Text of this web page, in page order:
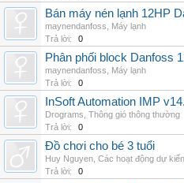
Bán máy nén lạnh 12HP
maynendanfoss
Máy lạnh
Trả lời:
0
Phân phối block Danfoss
maynendanfoss
Máy lạnh
Trả lời:
0
InSoft Automation IMP
Drograms Thông gió thông thường
Trả lời:
0
Đồ chơi cho bé 3 tuổi
Huy Nguyen Các hoạt động dự
Trả lời:
0